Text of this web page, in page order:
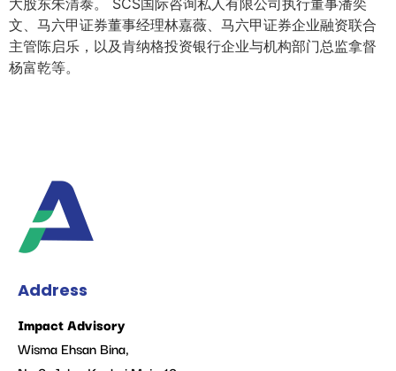
文、马六甲证券董事经理林嘉薇、马六甲证券企业融资联合
主管陈启乐，以及肯纳格投资银行企业与机构部门总监拿督
杨富乾等。
Address
Impact Advisory
Wisma Ehsan Bina,